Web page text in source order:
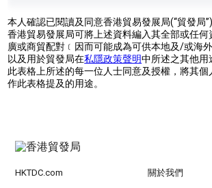
本人確認已閱讀及同意香港貿易發展局(“貿發局
香港貿易發展局可將上述資料編入其全部或任何
廣或商貿配對﹝因而可能成為可供本地及/或海
以及用於貿發局在私隱政策聲明中所述之其他用
此表格上所述的每一位人士同意及授權，將其個
作此表格提及的用途。
HKTDC.com 關於我們